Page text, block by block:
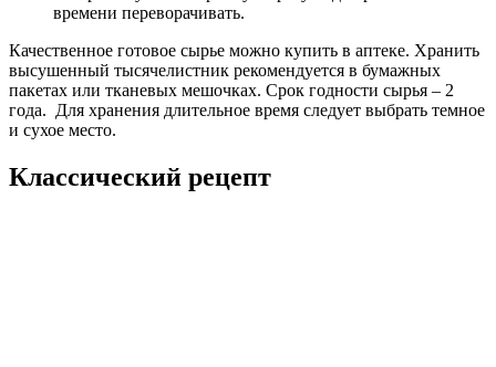
времени переворачивать.
Качественное готовое сырье можно купить в аптеке. Хранить
высушенный тысячелистник рекомендуется в бумажных
пакетах или тканевых мешочках. Срок годности сырья – 2
года. Для хранения длительное время следует выбрать темное
и сухое место.
Классический рецепт